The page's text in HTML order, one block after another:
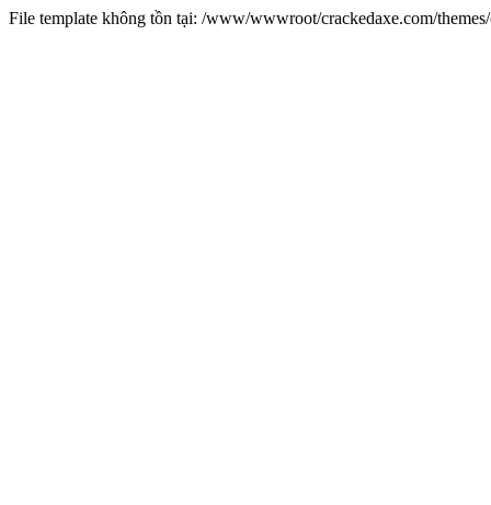
File template không tồn tại: /www/wwwroot/crackedaxe.com/